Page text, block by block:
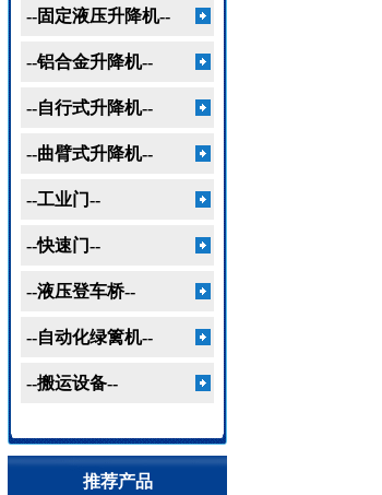
--固定液压升降机--
--铝合金升降机--
--自行式升降机--
--曲臂式升降机--
--工业门--
--快速门--
--液压登车桥--
--自动化绿篱机--
--搬运设备--
推荐产品